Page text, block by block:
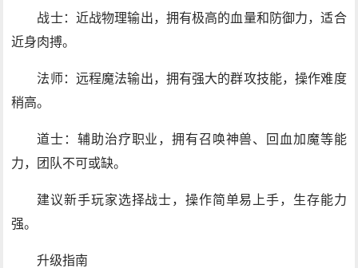
战士：近战物理输出，拥有极高的血量和防御力，适合
近身肉搏。
法师：远程魔法输出，拥有强大的群攻技能，操作难度
稍高。
道士：辅助治疗职业，拥有召唤神兽、回血加魔等能
力，团队不可或缺。
建议新手玩家选择战士，操作简单易上手，生存能力
强。
升级指南